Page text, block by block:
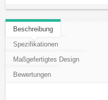
Beschreibung
Spezifikationen
Maßgefertigtes Design
Bewertungen